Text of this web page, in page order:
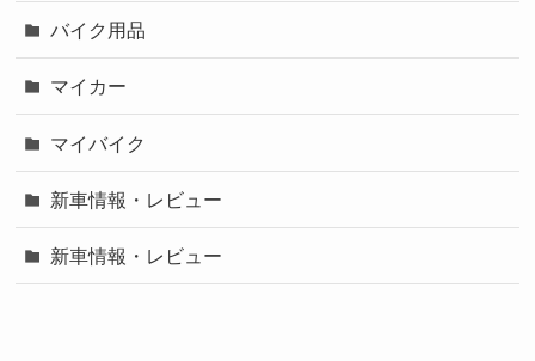
バイク用品
マイカー
マイバイク
新車情報・レビュー
新車情報・レビュー